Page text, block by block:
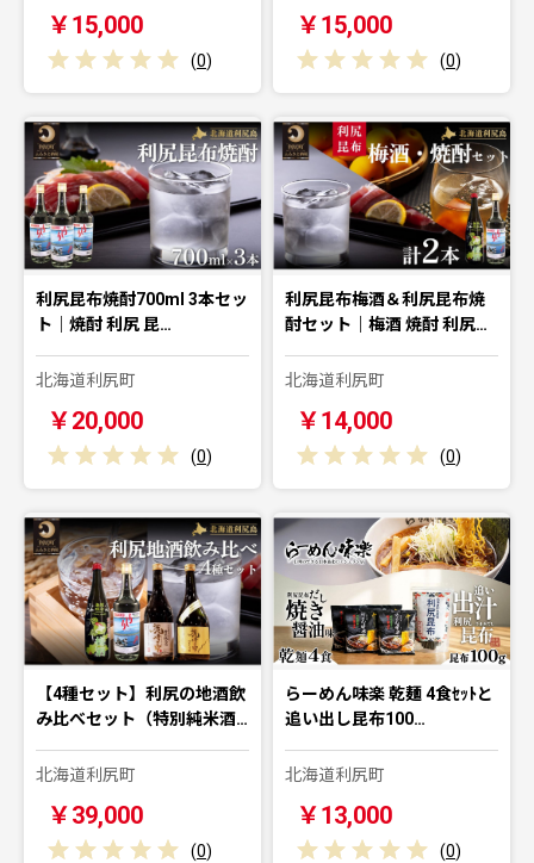
￥15,000
(0)
￥15,000
(0)
利尻昆布焼酎700ml 3本セッ
ト｜焼酎 利尻 昆…
北海道利尻町
￥20,000
(0)
利尻昆布梅酒＆利尻昆布焼
酎セット｜梅酒 焼酎 利尻…
北海道利尻町
￥14,000
(0)
【4種セット】利尻の地酒飲
み比べセット（特別純米酒…
北海道利尻町
￥39,000
(0)
らーめん味楽 乾麺 4食ｾｯﾄと
追い出し昆布100…
北海道利尻町
￥13,000
(0)